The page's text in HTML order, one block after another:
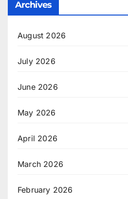
Archives
August 2026
July 2026
June 2026
May 2026
April 2026
March 2026
February 2026